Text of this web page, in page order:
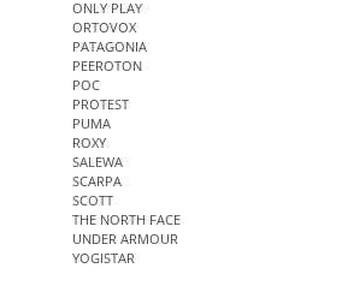
ONLY PLAY
ORTOVOX
PATAGONIA
PEEROTON
POC
PROTEST
PUMA
ROXY
SALEWA
SCARPA
SCOTT
THE NORTH FACE
UNDER ARMOUR
YOGISTAR